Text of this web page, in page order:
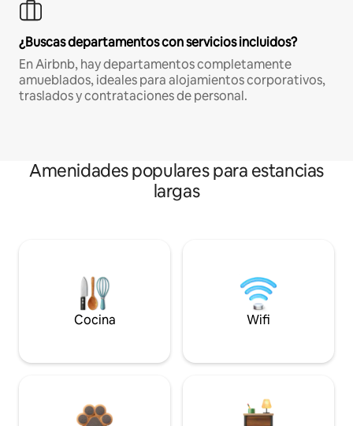
¿Buscas departamentos con servicios incluidos?
En Airbnb, hay departamentos completamente
amueblados, ideales para alojamientos corporativos,
traslados y contrataciones de personal.
Amenidades populares para estancias
largas
Cocina Wifi